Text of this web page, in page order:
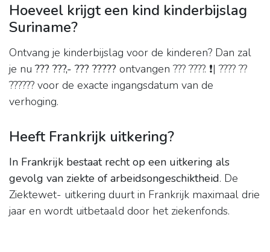
Hoeveel krijgt een kind kinderbijslag
Suriname?
Ontvang je kinderbijslag voor de kinderen? Dan zal
je nu??? ???,- ??? ????? ontvangen ??? ????. ❗| ???? ??
?????? voor de exacte ingangsdatum van de
verhoging.
Heeft Frankrijk uitkering?
In Frankrijk bestaat recht op een uitkering als
gevolg van ziekte of arbeidsongeschiktheid. De
Ziektewet- uitkering duurt in Frankrijk maximaal drie
jaar en wordt uitbetaald door het ziekenfonds.